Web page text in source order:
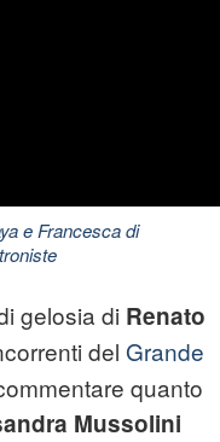
e Francesca di
gelosia di Renato
del Grande
quanto
Mussolini